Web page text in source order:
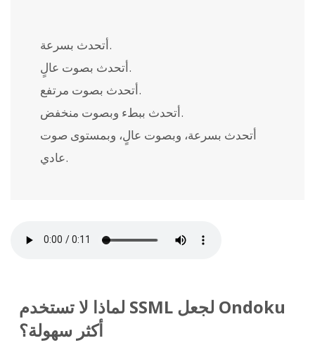
أتحدث بسرعة.
أتحدث بصوت عالٍ.
أتحدث بصوت مرتفع.
أتحدث ببطء وبصوت منخفض.
أتحدث بسرعة، وبصوت عالٍ، وبمستوى صوت
عادي.
لماذا لا تستخدم SSML لجعل Ondoku
أكثر سهولة؟